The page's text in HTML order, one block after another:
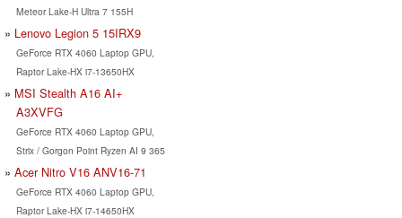
Meteor Lake-H Ultra 7 155H
Lenovo Legion 5 15IRX9
GeForce RTX 4060 Laptop GPU,
Raptor Lake-HX i7-13650HX
MSI Stealth A16 AI+
A3XVFG
GeForce RTX 4060 Laptop GPU,
Strix / Gorgon Point Ryzen AI 9 365
Acer Nitro V16 ANV16-71
GeForce RTX 4060 Laptop GPU,
Raptor Lake-HX i7-14650HX